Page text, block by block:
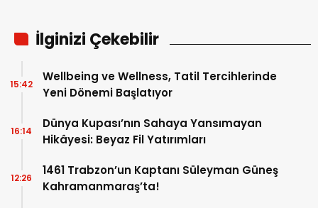
İlginizi Çekebilir
Wellbeing ve Wellness, Tatil Tercihlerinde
Yeni Dönemi Başlatıyor
15:42
Dünya Kupası’nın Sahaya Yansımayan
Hikâyesi: Beyaz Fil Yatırımları
16:14
1461 Trabzon’un Kaptanı Süleyman Güneş
Kahramanmaraş’ta!
12:26